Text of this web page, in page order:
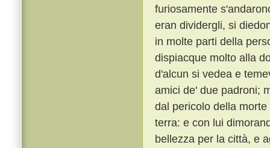
furiosamente
eran dividergli, si
in molte parti della
dispiacque molto alla
d'alcun si vedea e
amici de' due padroni;
dal pericolo della
terra: e con lui
bellezza per la città, e